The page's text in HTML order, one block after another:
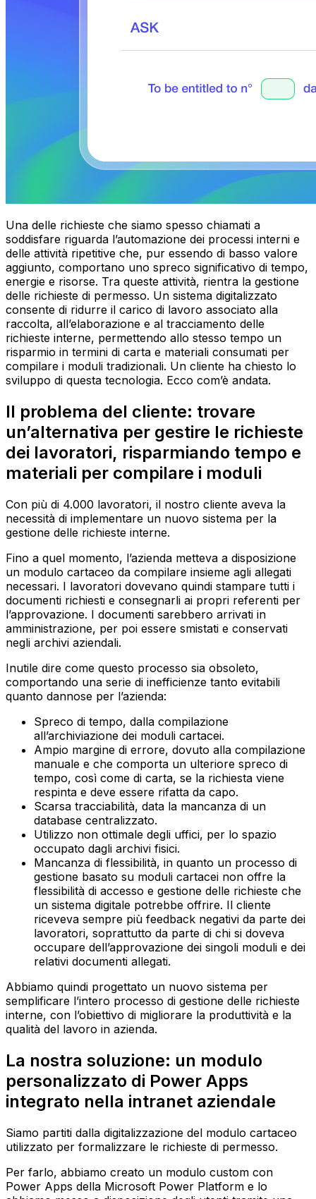
Una delle richieste che siamo spesso chiamati a
soddisfare riguarda l’automazione dei processi interni e
delle attività ripetitive che, pur essendo di basso valore
aggiunto, comportano uno spreco significativo di tempo,
energie e risorse. Tra queste attività, rientra la gestione
delle richieste di permesso. Un sistema digitalizzato
consente di ridurre il carico di lavoro associato alla
raccolta, all’elaborazione e al tracciamento delle
richieste interne, permettendo allo stesso tempo un
risparmio in termini di carta e materiali consumati per
compilare i moduli tradizionali. Un cliente ha chiesto lo
sviluppo di questa tecnologia. Ecco com’è andata.
Il problema del cliente: trovare
un’alternativa per gestire le richieste
dei lavoratori, risparmiando tempo e
materiali per compilare i moduli
Con più di 4.000 lavoratori, il nostro cliente aveva la
necessità di implementare un nuovo sistema per la
gestione delle richieste interne.
Fino a quel momento, l’azienda metteva a disposizione
un modulo cartaceo da compilare insieme agli allegati
necessari. I lavoratori dovevano quindi stampare tutti i
documenti richiesti e consegnarli ai propri referenti per
l’approvazione. I documenti sarebbero arrivati in
amministrazione, per poi essere smistati e conservati
negli archivi aziendali.
Inutile dire come questo processo sia obsoleto,
comportando una serie di inefficienze tanto evitabili
quanto dannose per l’azienda:
Spreco di tempo, dalla compilazione
all’archiviazione dei moduli cartacei.
Ampio margine di errore, dovuto alla compilazione
manuale e che comporta un ulteriore spreco di
tempo, così come di carta, se la richiesta viene
respinta e deve essere rifatta da capo.
Scarsa tracciabilità, data la mancanza di un
database centralizzato.
Utilizzo non ottimale degli uffici, per lo spazio
occupato dagli archivi fisici.
Mancanza di flessibilità, in quanto un processo di
gestione basato su moduli cartacei non offre la
flessibilità di accesso e gestione delle richieste che
un sistema digitale potrebbe offrire.‍ Il cliente
riceveva sempre più feedback negativi da parte dei
lavoratori, soprattutto da parte di chi si doveva
occupare dell’approvazione dei singoli moduli e dei
relativi documenti allegati.
Abbiamo quindi progettato un nuovo sistema per
semplificare l’intero processo di gestione delle richieste
interne, con l’obiettivo di migliorare la produttività e la
qualità del lavoro in azienda.
La nostra soluzione: un modulo
personalizzato di Power Apps
integrato nella intranet aziendale
Siamo partiti dalla digitalizzazione del modulo cartaceo
utilizzato per formalizzare le richieste di permesso.
Per farlo, abbiamo creato un modulo custom con
Power Apps della Microsoft Power Platform e lo